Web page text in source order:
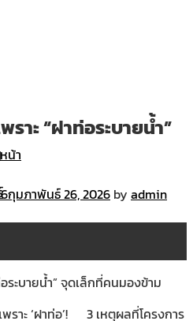
น้า
ราะ “ฝาท่อระบายน้ำ”
กุมภาพันธ์ 26, 2026 by admin
ระบายน้ำ” จุดเล็กที่คนมองข้าม
าะ ‘ฝาท่อ’!
3 เหตุผลที่โครงการ